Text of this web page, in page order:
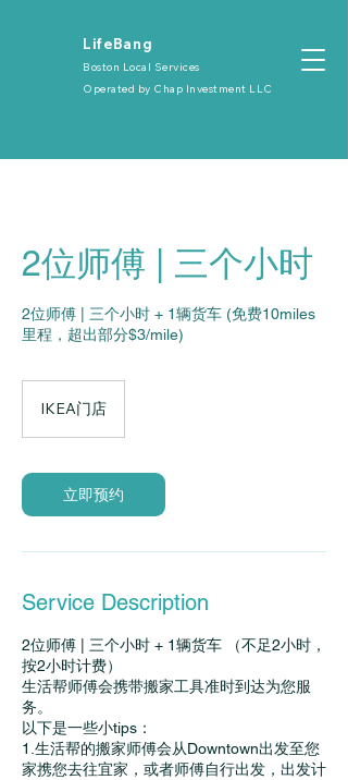
​LifeBang
Boston Local Services
Operated by Chap Investment LLC
2位师傅 | 三个小时
2位师傅 | 三个小时 + 1辆货车 (免费10miles
里程，超出部分$3/mile)
IKEA门店
立即预约
Service Description
2位师傅 | 三个小时 + 1辆货车 （不足2小时，
按2小时计费）
生活帮师傅会携带搬家工具准时到达为您服
务。
以下是一些小tips：
1.生活帮的搬家师傅会从Downtown出发至您
家携您去往宜家，或者师傅自行出发，出发计